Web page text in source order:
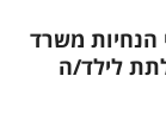
הנחיות משרד
לילד/ה